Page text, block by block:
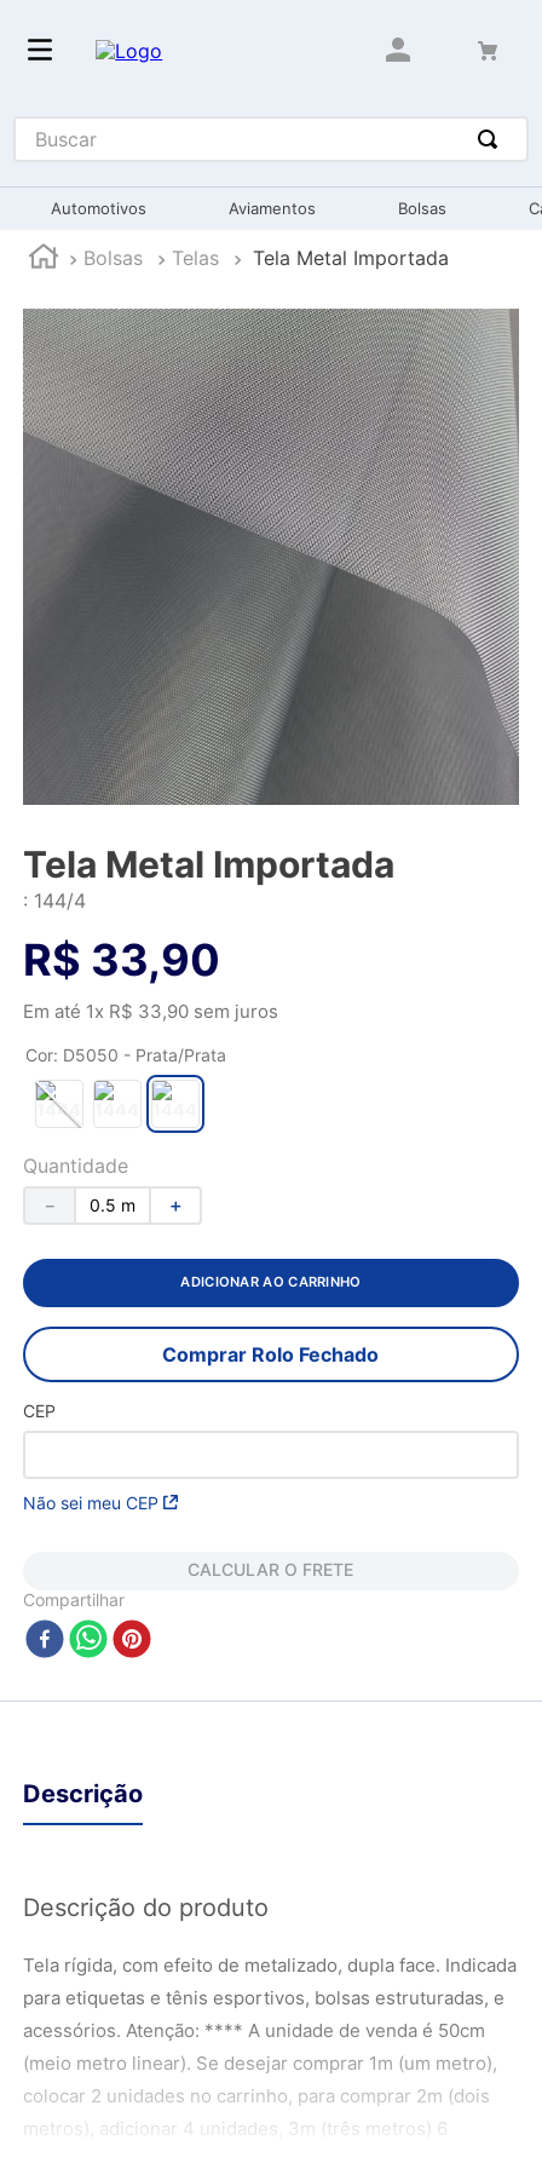
Buscar
Automotivos Aviamentos Bolsas
Bolsas Telas Tela Metal Importada
Tela Metal Importada
: 144/4
R$ 33,90
Em até 1x R$ 33,90sem juros
Cor: D5050 - Prata/Prata
Quantidade
＋
－
ADICIONAR AO CARRINHO
Comprar Rolo Fechado
CEP
Não sei meu CEP
CALCULAR O FRETE
Compartilhar
Descrição
Descrição do produto
Tela rígida, com efeito de metalizado, dupla face. Indicada
para etiquetas e tênis esportivos, bolsas estruturadas, e
acessórios. Atenção: **** A unidade de venda é 50cm
(meio metro linear). Se desejar comprar 1m (um metro),
colocar 2 unidades no carrinho, para comprar 2m (dois
metros), adicionar 4 unidades, 3m (três metros) 6